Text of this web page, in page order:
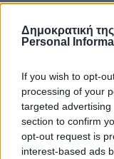
Δημοκρατική
Personal
If you wish to opt-
processing of your
targeted
section to confirm
opt-out request is
interest-based ads
Τάσος
αύξηση στις
Τάσος